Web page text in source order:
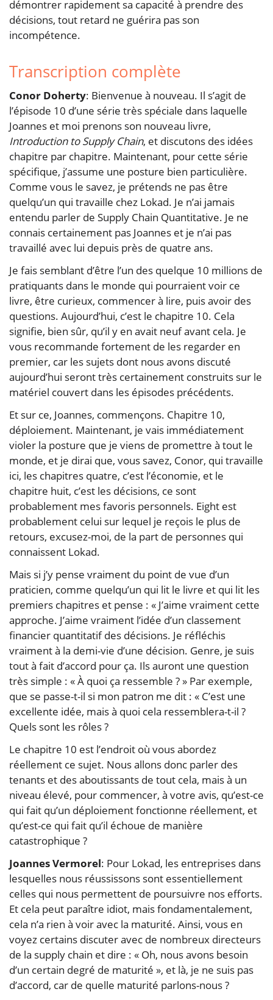
démontrer rapidement sa capacité à prendre des
décisions, tout retard ne guérira pas son
incompétence.
Transcription complète
Conor Doherty: Bienvenue à nouveau. Il s’agit de
l’épisode 10 d’une série très spéciale dans laquelle
Joannes et moi prenons son nouveau livre,
Introduction to Supply Chain, et discutons des idées
chapitre par chapitre. Maintenant, pour cette série
spécifique, j’assume une posture bien particulière.
Comme vous le savez, je prétends ne pas être
quelqu’un qui travaille chez Lokad. Je n’ai jamais
entendu parler de Supply Chain Quantitative. Je ne
connais certainement pas Joannes et je n’ai pas
travaillé avec lui depuis près de quatre ans.
Je fais semblant d’être l’un des quelque 10 millions de
pratiquants dans le monde qui pourraient voir ce
livre, être curieux, commencer à lire, puis avoir des
questions. Aujourd’hui, c’est le chapitre 10. Cela
signifie, bien sûr, qu’il y en avait neuf avant cela. Je
vous recommande fortement de les regarder en
premier, car les sujets dont nous avons discuté
aujourd’hui seront très certainement construits sur le
matériel couvert dans les épisodes précédents.
Et sur ce, Joannes, commençons. Chapitre 10,
déploiement. Maintenant, je vais immédiatement
violer la posture que je viens de promettre à tout le
monde, et je dirai que, vous savez, Conor, qui travaille
ici, les chapitres quatre, c’est l’économie, et le
chapitre huit, c’est les décisions, ce sont
probablement mes favoris personnels. Eight est
probablement celui sur lequel je reçois le plus de
retours, excusez-moi, de la part de personnes qui
connaissent Lokad.
Mais si j’y pense vraiment du point de vue d’un
praticien, comme quelqu’un qui lit le livre et qui lit les
premiers chapitres et pense : « J’aime vraiment cette
approche. J’aime vraiment l’idée d’un classement
financier quantitatif des décisions. Je réfléchis
vraiment à la demi-vie d’une décision. Genre, je suis
tout à fait d’accord pour ça. Ils auront une question
très simple : « À quoi ça ressemble ? » Par exemple,
que se passe-t-il si mon patron me dit : « C’est une
excellente idée, mais à quoi cela ressemblera-t-il ?
Quels sont les rôles ?
Le chapitre 10 est l’endroit où vous abordez
réellement ce sujet. Nous allons donc parler des
tenants et des aboutissants de tout cela, mais à un
niveau élevé, pour commencer, à votre avis, qu’est-ce
qui fait qu’un déploiement fonctionne réellement, et
qu’est-ce qui fait qu’il échoue de manière
catastrophique ?
Joannes Vermorel: Pour Lokad, les entreprises dans
lesquelles nous réussissons sont essentiellement
celles qui nous permettent de poursuivre nos efforts.
Et cela peut paraître idiot, mais fondamentalement,
cela n’a rien à voir avec la maturité. Ainsi, vous en
voyez certains discuter avec de nombreux directeurs
de la supply chain et dire : « Oh, nous avons besoin
d’un certain degré de maturité », et là, je ne suis pas
d’accord, car de quelle maturité parlons-nous ?